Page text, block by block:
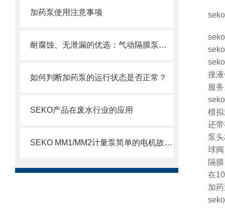
加药泵使用注意事项
耐腐蚀、无泄漏的优选：气动隔膜泵在化工领域的稳定传输解决方案
如何判断加药泵的运行状态是否正常？
SEKO产品在废水行业的应用
SEKO MM1/MM2计量泵简单的电机故障排除方法
seko
接
服
模
还
泵
球
隔
在
加
seko